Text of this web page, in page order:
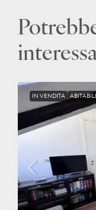
IN VENDITA